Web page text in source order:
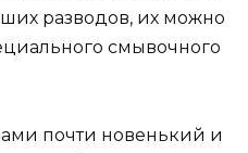
разводов, их можно
смывочного
почти новенький и